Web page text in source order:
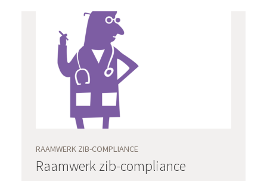
RAAMWERK ZIB-COMPLIANCE
Raamwerk zib-compliance